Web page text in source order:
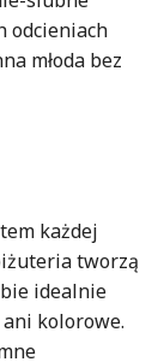
odcieniach
młoda bez
każdej
tworzą
idealnie
kolorowe.